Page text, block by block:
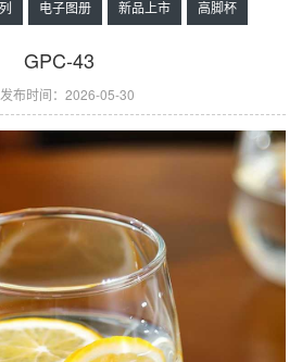
电子图册 新品上市 高脚杯
GPC-43
发布时间：2026-05-30